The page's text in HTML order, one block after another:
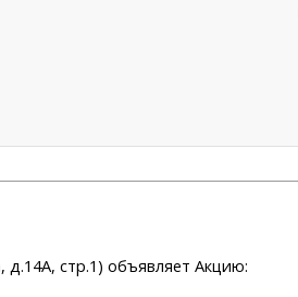
стр.1) объявляет Акцию: